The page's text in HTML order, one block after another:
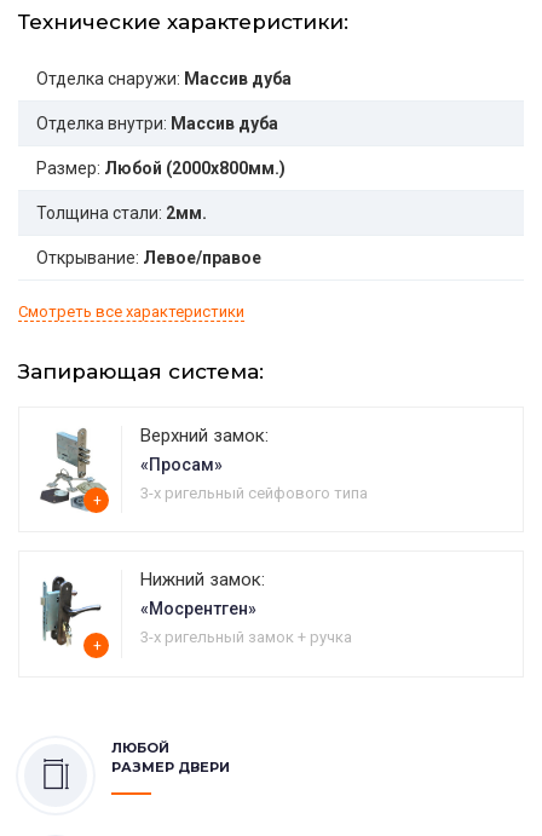
Технические характеристики:
Отделка снаружи: Массив дуба
Отделка внутри: Массив дуба
Размер: Любой (2000x800мм.)
Толщина стали: 2мм.
Открывание: Левое/правое
Смотреть все характеристики
Запирающая система:
+
Верхний замок:
«Просам»
3-х ригельный сейфового типа
+
Нижний замок:
«Мосрентген»
3-х ригельный замок + ручка
ЛЮБОЙ
РАЗМЕР ДВЕРИ